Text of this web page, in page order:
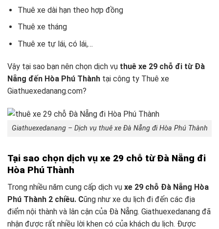
Thuê xe dài hạn theo hợp đồng
Thuê xe tháng
Thuê xe tự lái, có lái,…
Vậy tại sao bạn nên chọn dịch vụ thuê xe 29 chỗ đi từ Đà
Nẵng đến Hòa Phú Thành tại công ty Thuê xe
Giathuexedanang.com?
Giathuexedanang – Dịch vụ thuê xe Đà Nẵng đi Hòa Phú Thành
Tại sao chọn dịch vụ xe 29 chỗ từ Đà Nẵng đi
Hòa Phú Thành
Trong nhiều năm cung cấp dịch vụ xe 29 chỗ Đà Nẵng Hòa
Phú Thành 2 chiều. Cũng như xe du lịch đi đến các địa
điểm nội thành và lân cận của Đà Nẵng. Giathuexedanang đã
nhận được rất nhiều lời khen có của khách du lịch. Được